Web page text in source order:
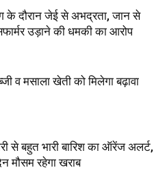
के दौरान जेई से अभद्रता, जान से
उड़ाने की धमकी का आरोप
व मसाला खेती को मिलेगा बढ़ावा
से बहुत भारी बारिश का ऑरेंज अलर्ट,
मौसम रहेगा खराब